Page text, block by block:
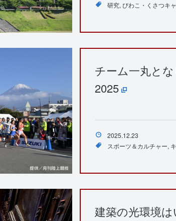
研究 びわこ・くさつキ
チーム一丸と
2025
2025.12.23
スポーツ＆カルチャー
建築の光環境